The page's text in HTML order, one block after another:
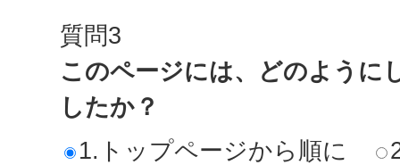
質問3
このページには、どのように
したか？
1.トップページから順に